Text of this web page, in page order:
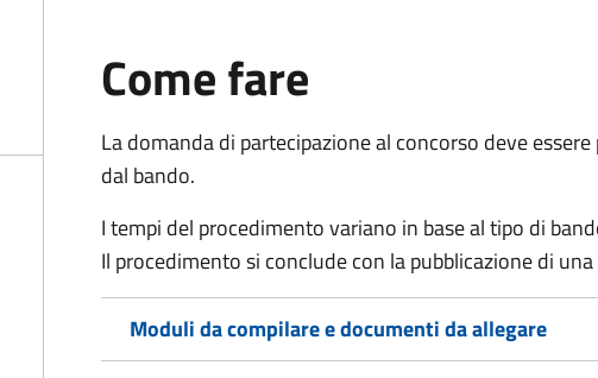
Come fare
La domanda di partecipazione al concorso deve
dal bando.
I tempi del procedimento variano in base al tipo di
Il procedimento si conclude con la pubblicazione di
Moduli da compilare e documenti da allegare